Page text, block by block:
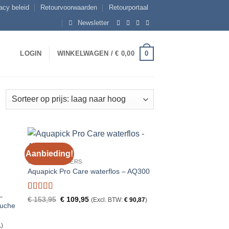
beleid Retourvoorwaarden
Retourportaal
Newsletter
LOGIN WINKELWAGEN /€ 0,00 0
)
Aanbieding!
WATER FLOSSERS
Aquapick Pro Care waterflos – AQ300
Gewaardeerd
€153,95 Oorspronkelijke
€ 109,95Huidige
(Excl. BTW:€ 90,87)